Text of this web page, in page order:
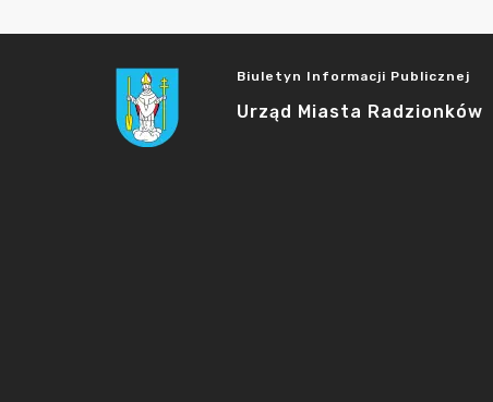
Biuletyn Informacji Publicznej
Urząd Miasta Radzionków